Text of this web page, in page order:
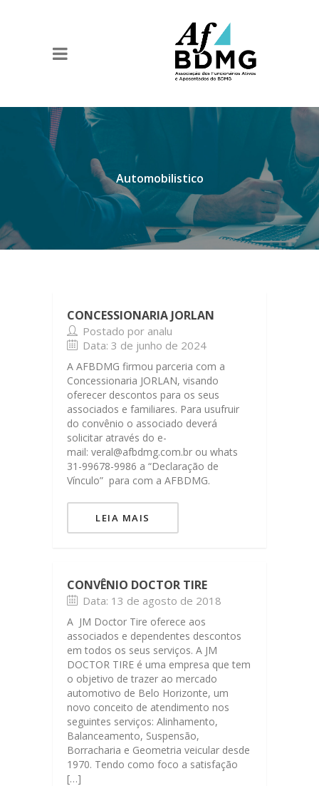
Automobilistico
CONCESSIONARIA JORLAN
Postado por analu
Data: 3 de junho de 2024
A AFBDMG firmou parceria com a
Concessionaria JORLAN, visando
oferecer descontos para os seus
associados e familiares. Para usufruir
do convênio o associado deverá
solicitar através do e-
mail: veral@afbdmg.com.br ou whats
31-99678-9986 a “Declaração de
Vínculo” para com a AFBDMG.
LEIA MAIS
CONVÊNIO DOCTOR TIRE
Data: 13 de agosto de 2018
A JM Doctor Tire oferece aos
associados e dependentes descontos
em todos os seus serviços. A JM
DOCTOR TIRE é uma empresa que tem
o objetivo de trazer ao mercado
automotivo de Belo Horizonte, um
novo conceito de atendimento nos
seguintes serviços: Alinhamento,
Balanceamento, Suspensão,
Borracharia e Geometria veicular desde
1970. Tendo como foco a satisfação
[…]